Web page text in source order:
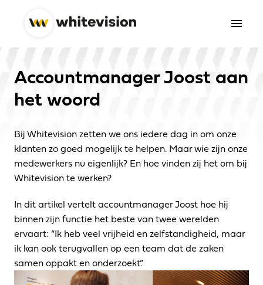
Homepagina
Accountmanager Joost aan
het woord
Bij Whitevision zetten we ons iedere dag in om onze
klanten zo goed mogelijk te helpen. Maar wie zijn onze
medewerkers nu eigenlijk? En hoe vinden zij het om bij
Whitevision te werken?
In dit artikel vertelt accountmanager Joost hoe hij
binnen zijn functie het beste van twee werelden
ervaart: “Ik heb veel vrijheid en zelfstandigheid, maar
ik kan ook terugvallen op een team dat de zaken
samen oppakt en onderzoekt.”